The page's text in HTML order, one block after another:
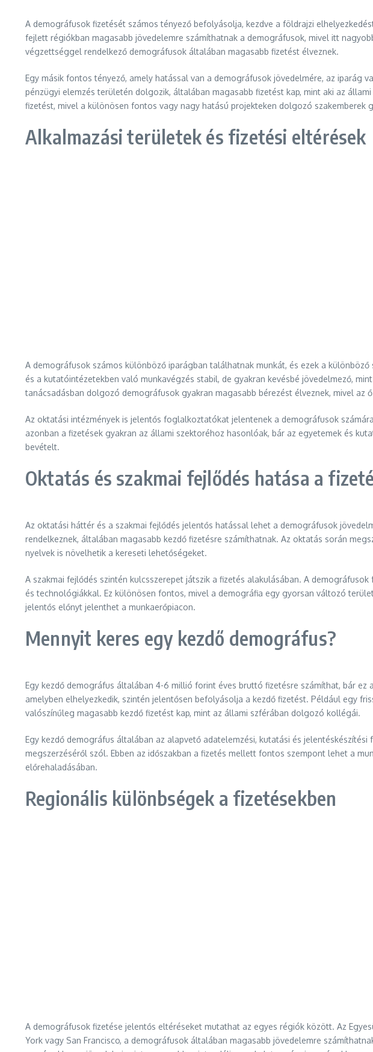
A demográfusok fizetését számos tényező befolyásolja, kezdve a földrajzi
fejlett régiókban magasabb jövedelemre számíthatnak a demográfusok, mivel itt
végzettséggel rendelkező demográfusok általában magasabb fizetést élveznek.
Egy másik fontos tényező, amely hatással van a demográfusok jövedelmére, az iparág
pénzügyi elemzés területén dolgozik, általában magasabb fizetést kap, mint aki az
fizetést, mivel a különösen fontos vagy nagy hatású projekteken dolgozó szakemberek
Alkalmazási területek és fizetési eltérések
A demográfusok számos különböző iparágban találhatnak munkát, és ezek a
és a kutatóintézetekben való munkavégzés stabil, de gyakran kevésbé jövedelmező,
tanácsadásban dolgozó demográfusok gyakran magasabb bérezést élveznek, mivel
Az oktatási intézmények is jelentős foglalkoztatókat jelentenek a demográfusok
azonban a fizetések gyakran az állami szektoréhoz hasonlóak, bár az egyetemek és
bevételt.
Oktatás és szakmai fejlődés hatása a
Az oktatási háttér és a szakmai fejlődés jelentős hatással lehet a demográfusok
rendelkeznek, általában magasabb kezdő fizetésre számíthatnak. Az oktatás során
nyelvek is növelhetik a kereseti lehetőségeket.
A szakmai fejlődés szintén kulcsszerepet játszik a fizetés alakulásában. A
és technológiákkal. Ez különösen fontos, mivel a demográfia egy gyorsan változó
jelentős előnyt jelenthet a munkaerőpiacon.
Mennyit keres egy kezdő demográfus?
Egy kezdő demográfus általában 4-6 millió forint éves bruttó fizetésre számíthat, bár
amelyben elhelyezkedik, szintén jelentősen befolyásolja a kezdő fizetést. Például egy
valószínűleg magasabb kezdő fizetést kap, mint az állami szférában dolgozó kollégái.
Egy kezdő demográfus általában az alapvető adatelemzési, kutatási és
megszerzéséről szól. Ebben az időszakban a fizetés mellett fontos szempont lehet a
előrehaladásában.
Regionális különbségek a fizetésekben
A demográfusok fizetése jelentős eltéréseket mutathat az egyes régiók között. Az
York vagy San Francisco, a demográfusok általában magasabb jövedelemre